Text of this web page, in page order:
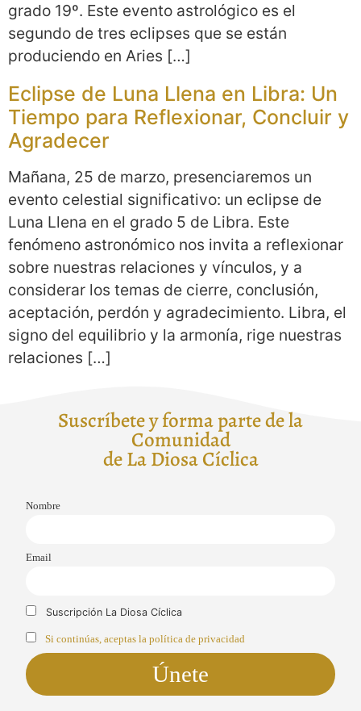
grado 19º. Este evento astrológico es el
segundo de tres eclipses que se están
produciendo en Aries […]
Eclipse de Luna Llena en Libra: Un
Tiempo para Reflexionar, Concluir y
Agradecer
Mañana, 25 de marzo, presenciaremos un
evento celestial significativo: un eclipse de
Luna Llena en el grado 5 de Libra. Este
fenómeno astronómico nos invita a reflexionar
sobre nuestras relaciones y vínculos, y a
considerar los temas de cierre, conclusión,
aceptación, perdón y agradecimiento. Libra, el
signo del equilibrio y la armonía, rige nuestras
relaciones […]
Suscríbete y forma parte de la
Comunidad
de La Diosa Cíclica
Nombre
Email
Suscripción La Diosa Cíclica
Si continúas, aceptas la política de privacidad